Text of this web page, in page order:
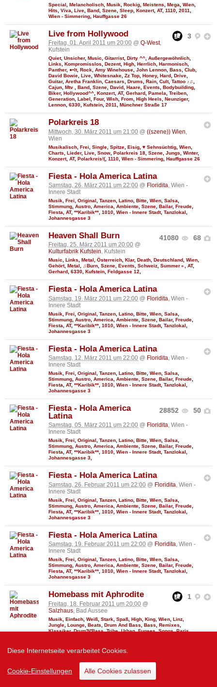
Diese Internetseite verarbeitet Cookies.
Cookie-Einstellungen Alle Cookies zulassen
Special Melancholisch Musik Rockig Meistens Mega Wien
Hits
Viva Live Band Szene Sleep Konzert, AT, 1110 2011
Wien - Simmering Hauffgasse 26
3
Live from Hollywood
Freitag, 01. April 2011 um 20:00 @ Q-West,
Kufstein
Quiet, Unsicher, Music, Gitarrist, Dirty ^^, Außergewöhnlich,
Links, Kompromisslos, Dezent, High, Herrlich, Harmonisch,
Panther, ●•It, Rock, Amy Winehouse, John Lennon, Bass, Club,
David Bowie, Live, Whitesnake, Zz Top, Honey, Hard, Drive,
Guitar, Aretha Franklin, Caesars, Drums, Rain, Cult, Tattoo ♪♫,
Cajun, Mtv , Band, Szene, David, Haare, Events, Bodybuilding,
Biker, Hollywood^^, Konzert, AT, Gerhard, Pamela, Treiben,
Generation, Label, Four, Wish, From, High Heels, Neunziger,
Lennon, 6330, Kufstein, 2011, Münchner Straße 17
Polarkreis 18
Mittwoch, 30. März 2011 um 21:00 @ ((szene)) Wien
Wien
Musikalisch Frei Single Spitze Eisig ♥ Sehnsüchtig Wien
Charts
Lieder, Live Snow Polarkreis 18 Szene Jungs Winter,
Konzert, AT, Polarkreis!( 1110 Wien - Simmering Hauffgasse 26
Fiesta - Hola America Latina
Samstag, 26. März 2011 um 22:00 @ Floridita, Wien -
Innere Stadt
Musik Frei Original Tanzen Latino Bitte Wien Salsa
Stimmung Austro America Ambiente Szene Bailar, Freude
Fiesta
AT, **Karibik** 1010 Wien - Innere Stadt, Tanzlokal
Johannesgasse 3
41080 68
Heaven Shall Burn
Freitag, 25. März 2011 um 20:00 @
Kulturfabrik Kufstein, Kufstein
Music, Links, Metal, Österreich, Klar, Death, Deutschland, Wien,
Gehört, Metal, ♫Burn, Szene, Events, Schweiz, Summer☼, AT,
Gerhard, 6330, Kufstein, Feldgasse 12,
Fiesta - Hola America Latina
Samstag, 19. März 2011 um 22:00 @ Floridita , Wien -
Innere Stadt
Musik Frei Original Tanzen Latino Bitte Wien Salsa
Stimmung Austro America Ambiente Szene Bailar, Freude
Fiesta
AT, **Karibik** 1010 Wien - Innere Stadt, Tanzlokal
Johannesgasse 3
Fiesta - Hola America Latina
Samstag, 12. März 2011 um 22:00 @ Floridita, Wien -
Innere Stadt
Musik Frei Original Tanzen Latino Bitte Wien Salsa
Stimmung Austro America Ambiente Szene Bailar, Freude
Fiesta
AT, **Karibik** 1010 Wien - Innere Stadt, Tanzlokal
Johannesgasse 3
28852 50
Fiesta - Hola America
Latina
Samstag, 05. März 2011 um 22:00 @ Floridita, Wien -
Innere Stadt
Musik, Frei, Original , Tanzen, Latino, Bitte, Wien, Salsa,
Stimmung, Austro, America, Ambiente, Szene, Bailar, Freude,
Fiesta, AT, **Karibik**, 1010, Wien - Innere Stadt, Tanzlokal ,
Johannesgasse 3,
Fiesta - Hola America Latina
Samstag, 26. Februar 2011 um 22:00 @ Floridita , Wien -
Innere Stadt
Musik Frei Original Tanzen Latino Bitte Wien Salsa
Stimmung Austro America Ambiente Szene Bailar, Freude
Fiesta
AT, **Karibik** 1010 Wien - Innere Stadt, Tanzlokal
Johannesgasse 3
Fiesta - Hola America Latina
Samstag, 19. Februar 2011 um 22:00 @ Floridita, Wien -
Innere Stadt
Musik Frei Original Tanzen Latino Bitte Wien Salsa
Stimmung Austro America Ambiente Szene Bailar, Freude
Fiesta
AT, **Karibik** 1010 Wien - Innere Stadt, Tanzlokal
Johannesgasse 3
1
Homebass mit Aphrodite
Freitag, 18. Februar 2011 um 20:00 @
Salzhaus , Bad Aussee
Musik Einfach Weiß Stark Spaß High King Wien Linz
Jungle Lounge Beats Drum And Bass Bass Remixes
Klassiker,Drum'N'Bass,Tribe,Urban,Fugees,Songs,Paris,
Aussee
,Bad Goisern , Gröbming
Fiesta - Hola America Latina
Samstag, 12. Februar 2011 um 22:00@
Innere Stadt